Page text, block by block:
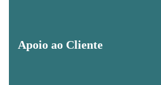
Apoio ao Cliente